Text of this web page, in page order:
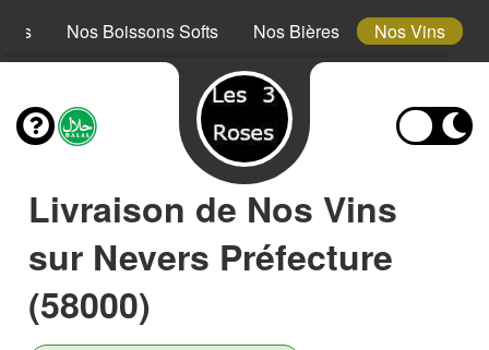
Nos Boissons Softs Nos Bières Nos Vins
Livraison de Nos Vins
sur Nevers Préfecture
(58000)